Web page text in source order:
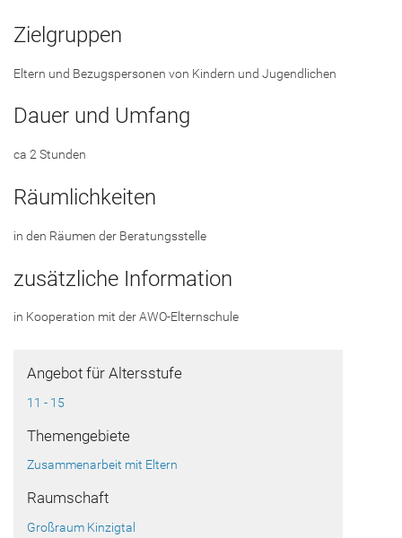
Zielgruppen
Eltern und Bezugspersonen von Kindern und Jugendlichen
Dauer und Umfang
ca 2 Stunden
Räumlichkeiten
in den Räumen der Beratungsstelle
zusätzliche Information
in Kooperation mit der AWO-Elternschule
Angebot für Altersstufe
11 - 15
Themengebiete
Zusammenarbeit mit Eltern
Raumschaft
Großraum Kinzigtal